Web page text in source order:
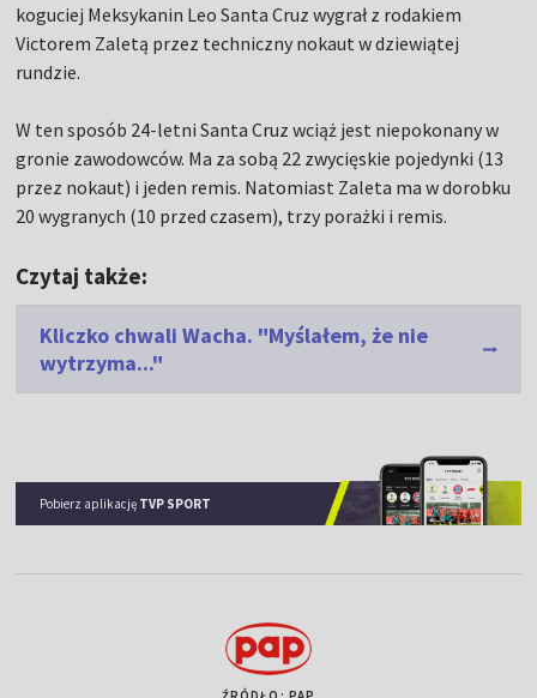
koguciej Meksykanin Leo Santa Cruz wygrał z rodakiem
Victorem Zaletą przez techniczny nokaut w dziewiątej
rundzie.
W ten sposób 24-letni Santa Cruz wciąż jest niepokonany w
gronie zawodowców. Ma za sobą 22 zwycięskie pojedynki (13
przez nokaut) i jeden remis. Natomiast Zaleta ma w dorobku
20 wygranych (10 przed czasem), trzy porażki i remis.
Czytaj także:
Kliczko chwali Wacha. "Myślałem, że nie
wytrzyma..."
Pobierz aplikację TVP SPORT